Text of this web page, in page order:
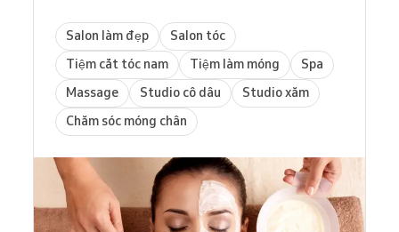
Salon làm đẹp
Salon tóc
Tiệm cắt tóc nam
Tiệm làm móng
Spa
Massage
Studio cô dâu
Studio xăm
Chăm sóc móng chân